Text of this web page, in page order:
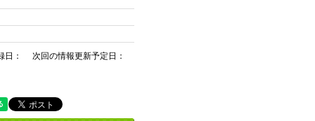
日： 次回の情報更新予定日：